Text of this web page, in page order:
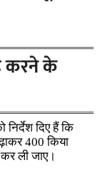
करने के
दिए हैं कि
400 किया
ली जाए।